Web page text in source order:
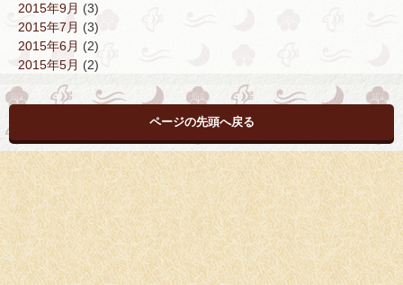
2015年9月 (3)
2015年7月 (3)
2015年6月 (2)
2015年5月 (2)
ページの先頭へ戻る